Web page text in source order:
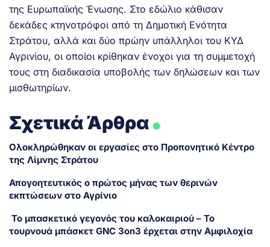
της Ευρωπαϊκής Ένωσης. Στο εδώλιο κάθισαν
δεκάδες κτηνοτρόφοι από τη Δημοτική Ενότητα
Στράτου, αλλά και δύο πρώην υπάλληλοι του ΚΥΔ
Αγρινίου, οι οποίοι κρίθηκαν ένοχοι για τη συμμετοχή
τους στη διαδικασία υποβολής των δηλώσεων και των
μισθωτηρίων.
Σχετικά Άρθρα.
Ολοκληρώθηκαν οι εργασίες στο Προπονητικό Κέντρο
της Λίμνης Στράτου
Απογοητευτικός ο πρώτος μήνας των θερινών
εκπτώσεων στο Αγρίνιο
Το μπασκετικό γεγονός του καλοκαιριού – Το
τουρνουά μπάσκετ GNC 3on3 έρχεται στην Αμφιλοχία